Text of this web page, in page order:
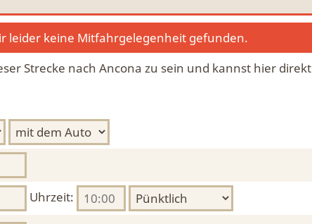
leider keine Mitfahrgelegenheit gefunden.
Strecke nach Ancona zu sein und kannst hier direkt
Uhrzeit: